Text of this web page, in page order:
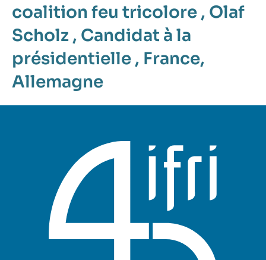
coalition feu tricolore , Olaf
Scholz , Candidat à la
présidentielle , France,
Allemagne